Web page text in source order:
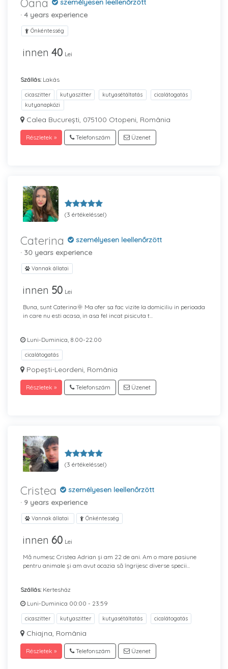
Oana
személyesen leellenőrzött
· 4 years experience
Önkéntesség
innen 40 Lei
Szállás: Lakás
cicaszitter kutyaszitter kutyasétáltatás
cicalátogatás
kutyanapközi
Calea București, 075100 Otopeni, România
Részletek » Telefonszám Üzenet
(3 értékeléssel)
Caterina
személyesen leellenőrzött
· 30 years experience
Vannak állatai
innen 50 Lei
Buna, sunt Caterina🌞 Ma ofer sa fac vizite la domiciliu in perioada
in care nu esti acasa, in asa fel incat pisicuta t...
Luni-Duminica, 8.00-22.00
cicalátogatás
Popești-Leordeni, România
Részletek » Telefonszám Üzenet
(3 értékeléssel)
Cristea
személyesen leellenőrzött
· 9 years experience
Vannak állatai Önkéntesség
innen 60 Lei
Mă numesc Cristea Adrian și am 22 de ani. Am o mare pasiune
pentru animale și am avut ocazia să îngrijesc diverse specii...
Szállás: Kertesház
Luni-Duminica 00:00 - 23:59
cicaszitter kutyaszitter kutyasétáltatás cicalátogatás
Chiajna, România
Részletek » Telefonszám Üzenet